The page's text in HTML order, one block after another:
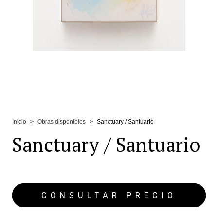
Inicio > Obras disponibles > Sanctuary / Santuario
Sanctuary / Santuario